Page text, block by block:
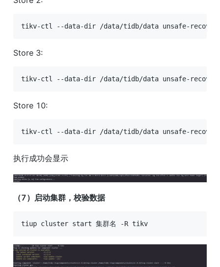
tikv-ctl --data-dir /data/tidb/data unsafe-recover
Store 3:
tikv-ctl --data-dir /data/tidb/data unsafe-recover
Store 10:
tikv-ctl --data-dir /data/tidb/data unsafe-recover
执行成功会显示
（7）启动集群，校验数据
tiup cluster start 集群名 -R tikv